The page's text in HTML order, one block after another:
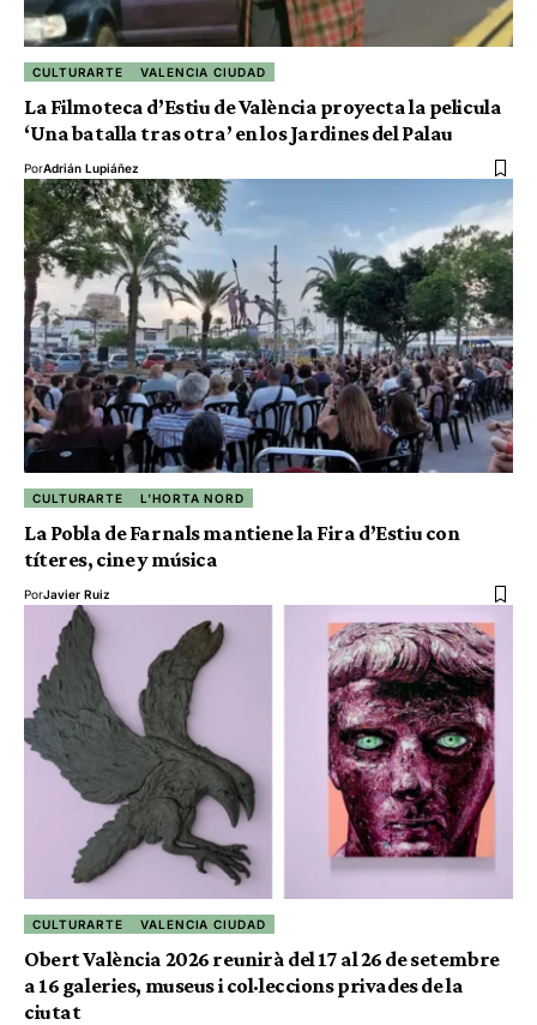
CULTURARTE VALENCIA CIUDAD
La Filmoteca d’Estiu de València proyecta la pelicula
‘Una batalla tras otra’ en los Jardines del Palau
PorAdrián Lupiáñez
CULTURARTE L'HORTA NORD
La Pobla de Farnals mantiene la Fira d’Estiu con
títeres, cine y música
PorJavier Ruiz
CULTURARTE VALENCIA CIUDAD
Obert València 2026 reunirà del 17 al 26 de setembre
a 16 galeries, museus i col·leccions privades de la
ciutat